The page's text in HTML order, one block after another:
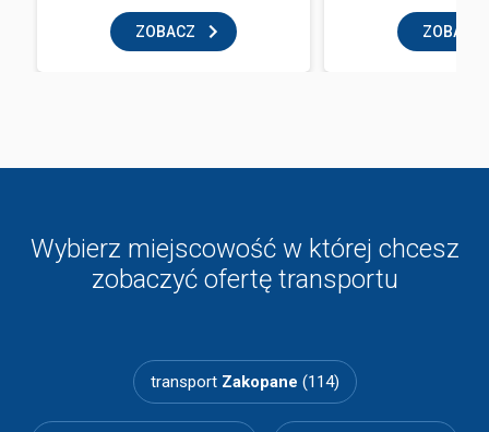
ZOBACZ ZOBACZ
Wybierz miejscowość w której chcesz
zobaczyć ofertę transportu
transport Zakopane (114)